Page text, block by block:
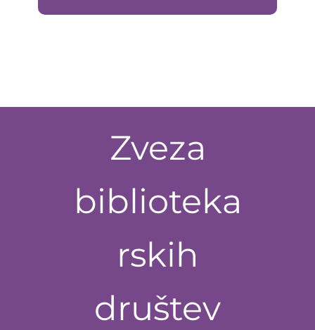
Zveza
biblioteka
rskih
društev